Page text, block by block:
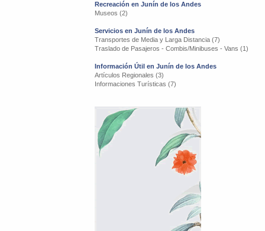
Recreación en Junín de los Andes
Museos (2)
Servicios en Junín de los Andes
Transportes de Media y Larga Distancia (7)
Traslado de Pasajeros - Combis/Minibuses - Vans (1)
Información Útil en Junín de los Andes
Artículos Regionales (3)
Informaciones Turísticas (7)